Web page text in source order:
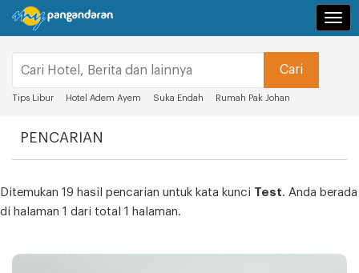
Tips Libur Hotel Adem Ayem Suka Endah Rumah Pak Johan
PENCARIAN
Ditemukan 19 hasil pencarian untuk kata kunci Test. Anda berada
di halaman 1 dari total 1 halaman.